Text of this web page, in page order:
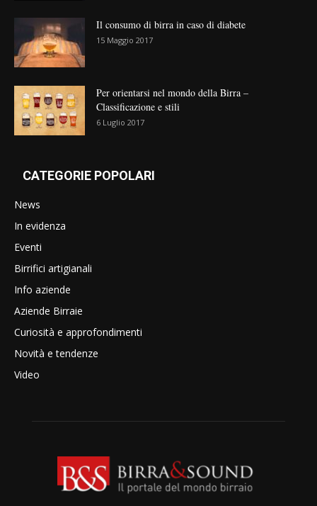
Il consumo di birra in caso di diabete
15 Maggio 2017
Per orientarsi nel mondo della Birra –
Classificazione e stili
6 Luglio 2017
CATEGORIE POPOLARI
News
In evidenza
Eventi
Birrifici artigianali
Info aziende
Aziende Birraie
Curiosità e approfondimenti
Novità e tendenze
Video